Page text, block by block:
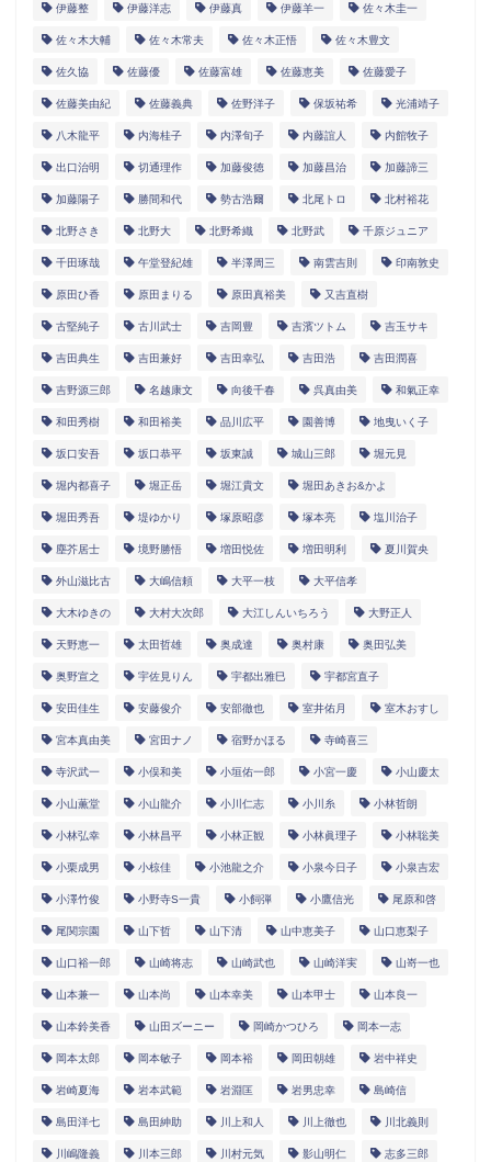
伊藤整 伊藤洋志 伊藤真 伊藤羊一 佐々木圭一
佐々木大輔 佐々木常夫 佐々木正悟 佐々木豊文
佐久協 佐藤優 佐藤富雄 佐藤恵美 佐藤愛子
佐藤美由紀 佐藤義典 佐野洋子 保坂祐希 光浦靖子
八木龍平 内海桂子 内澤旬子 内藤誼人 内館牧子
出口治明 切通理作 加藤俊徳 加藤昌治 加藤諦三
加藤陽子 勝間和代 勢古浩爾 北尾トロ 北村裕花
北野さき 北野大 北野希織 北野武 千原ジュニア
千田琢哉 午堂登紀雄 半澤周三 南雲吉則 印南敦史
原田ひ香 原田まりる 原田真裕美 又吉直樹
古堅純子 古川武士 吉岡豊 吉濱ツトム 吉玉サキ
吉田典生 吉田兼好 吉田幸弘 吉田浩 吉田潤喜
吉野源三郎 名越康文 向後千春 呉真由美 和氣正幸
和田秀樹 和田裕美 品川広平 園善博 地曳いく子
坂口安吾 坂口恭平 坂東誠 城山三郎 堀元見
堀内都喜子 堀正岳 堀江貴文 堀田あきお&かよ
堀田秀吾 堤ゆかり 塚原昭彦 塚本亮 塩川治子
塵芥居士 境野勝悟 増田悦佐 増田明利 夏川賀央
外山滋比古 大嶋信頼 大平一枝 大平信孝
大木ゆきの 大村大次郎 大江しんいちろう 大野正人
天野恵一 太田哲雄 奥成達 奥村康 奥田弘美
奥野宣之 宇佐見りん 宇都出雅巳 宇都宮直子
安田佳生 安藤俊介 安部徹也 室井佑月 室木おすし
宮本真由美 宮田ナノ 宿野かほる 寺崎喜三
寺沢武一 小俣和美 小垣佑一郎 小宮一慶 小山慶太
小山薫堂 小山龍介 小川仁志 小川糸 小林哲朗
小林弘幸 小林昌平 小林正観 小林眞理子 小林聡美
小栗成男 小椋佳 小池龍之介 小泉今日子 小泉吉宏
小澤竹俊 小野寺S一貴 小飼弾 小鷹信光 尾原和啓
尾関宗園 山下哲 山下清 山中恵美子 山口恵梨子
山口裕一郎 山崎将志 山崎武也 山崎洋実 山嵜一也
山本兼一 山本尚 山本幸美 山本甲士 山本良一
山本鈴美香 山田ズーニー 岡崎かつひろ 岡本一志
岡本太郎 岡本敏子 岡本裕 岡田朝雄 岩中祥史
岩崎夏海 岩本武範 岩淵匡 岩男忠幸 島崎信
島田洋七 島田紳助 川上和人 川上徹也 川北義則
川嶋隆義 川本三郎 川村元気 影山明仁 志多三郎